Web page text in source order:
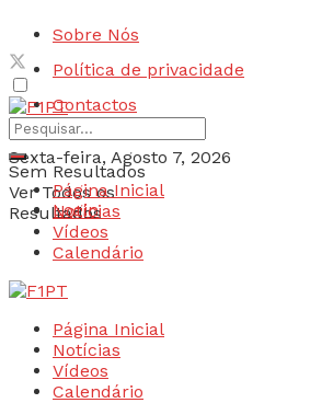
Sobre Nós
Política de privacidade
Contactos
Sexta-feira, Agosto 7, 2026
Login
Sem Resultados
Ver Todos os
Resultados
Página Inicial
Notícias
Vídeos
Calendário
Página Inicial
Notícias
Vídeos
Calendário